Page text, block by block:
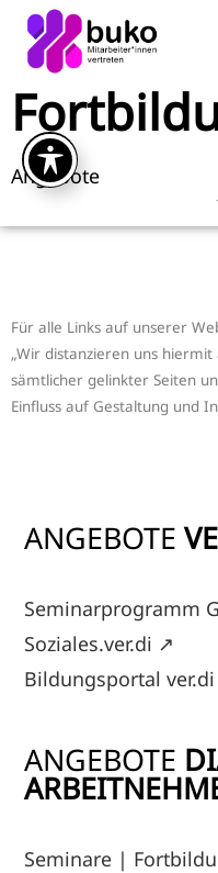
Angebote
Für alle Links auf unserer
„Wir distanzieren uns
sämtlicher gelinkter Seiten
Einfluss auf Gestaltung und
ANGEBOTE
Seminarprogramm
Soziales.ver.di ↗
Bildungsportal ver.di
ANGEBOTE
Seminare |